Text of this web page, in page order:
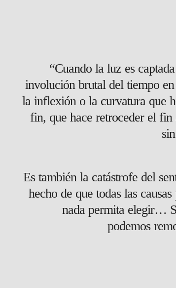
“Cuando la luz es
involución brutal del tiempo
la inflexión o la curvatura que
fin, que hace retroceder el
Es también la catástrofe del
hecho de que todas las
nada permita elegir…
podemos